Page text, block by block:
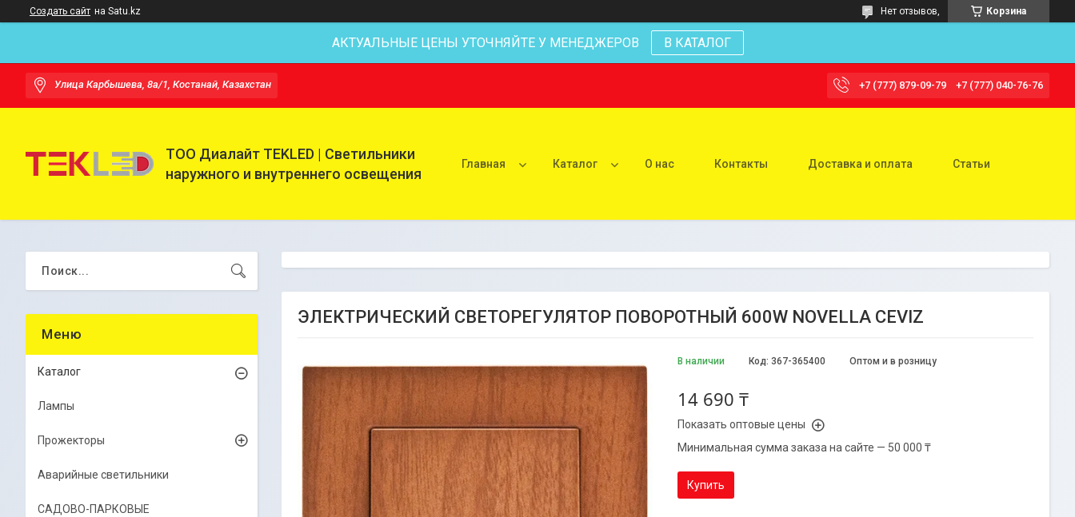
Создать сайт на Satu.kz Корзина
Нет отзывов,
АКТУАЛЬНЫЕ ЦЕНЫ УТОЧНЯЙТЕ У МЕНЕДЖЕРОВ В КАТАЛОГ
Улица Карбышева, 8а/1, Костанай, Казахстан +7 (777) 879-09-79 +7 (777) 040-76-76
ТОО Диалайт TEKLED | Светильники
наружного и внутреннего освещения
Главная Каталог О нас Контакты Доставка и оплата Статьи
ЭЛЕКТРИЧЕСКИЙ СВЕТОРЕГУЛЯТОР ПОВОРОТНЫЙ 600W NOVELLA CEVIZ
В наличии Оптом и в розницу
Код: 367-365400
14 690 ₸
Показать оптовые цены
Минимальная сумма заказа на сайте — 50 000 ₸
Купить
Каталог
Лампы
Прожекторы
Аварийные светильники
САДОВО-ПАРКОВЫЕ